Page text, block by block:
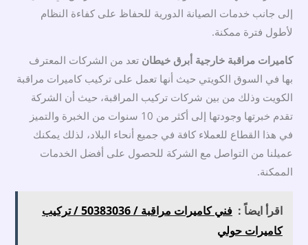
إلى جانب خدمات الصيانة الدورية للحفاظ على كفاءة النظام
لأطول فترة ممكنة.
كاميرات مراقبة خارجية أبرق خيطان تعد من الشركات المعترف
بها في السوق الكويتي حيث أنها تعمل على تركيب كاميرات مراقبة
الكويت وذلك من بين شركات تركيب المراقبة، حيث أن الشركة
تقدم خبرتها وجودتها إلى أكثر من 10 سنوات من الخبرة والتميز
في هذا القطاع للعملاء كافة في جميع أنحاء البلاد، لذلك يمكنك
عميلنا من التواصل مع الشركة للحصول على أفضل الخدمات
الممكنة.
اقرأ ايضاً :
فني كاميرات مراقبة / 50383036 / تركيب
كاميرات حولي